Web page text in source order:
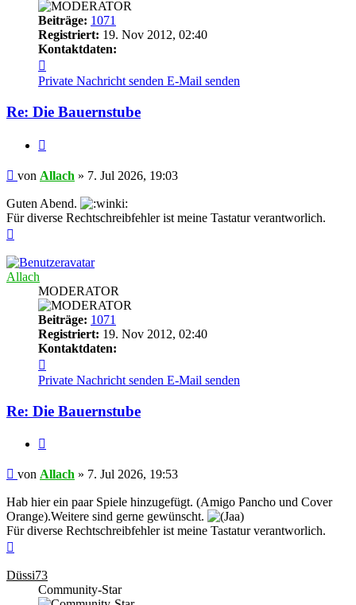
Beiträge: 1071
Registriert: 19. Nov 2012, 02:40
Kontaktdaten:
von
Allach
Private Nachricht senden E-Mail senden
Re: Die Bauernstube
Beitrag
von Allach » 7. Jul 2026, 19:03
Guten Abend.
Für diverse Rechtschreibfehler ist meine Tastatur verantworlich.
Allach
MODERATOR
Beiträge: 1071
Registriert: 19. Nov 2012, 02:40
Kontaktdaten:
von
Allach
Private Nachricht senden E-Mail senden
Re: Die Bauernstube
Beitrag
von Allach » 7. Jul 2026, 19:53
Hab hier ein paar Spiele hinzugefügt. (Amigo Pancho und Cover
Orange).Weitere sind gerne gewünscht.
Für diverse Rechtschreibfehler ist meine Tastatur verantworlich.
Düssi73
Community-Star